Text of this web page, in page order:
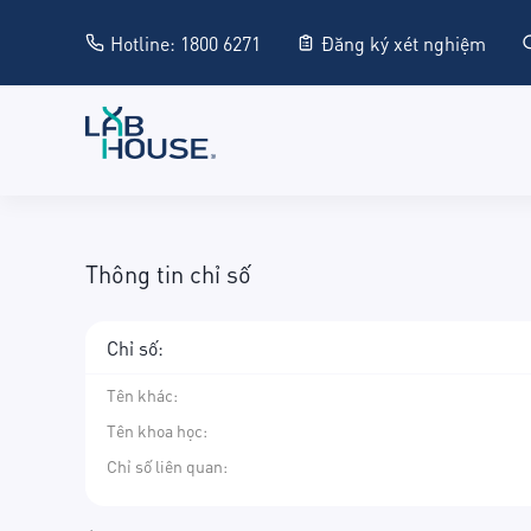
Hotline: 1800 6271 Đăng ký xét nghiệm
Thông tin chỉ số
Chỉ số:
Tên khác:
Tên khoa học:
Chỉ số liên quan: